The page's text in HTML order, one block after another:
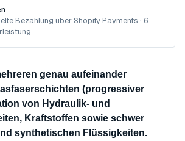
Bezahlung über Shopify Payments · 6
genau aufeinander
(progressiver
von Hydraulik- und
Kraftstoffen sowie schwer
synthetischen Flüssigkeiten.